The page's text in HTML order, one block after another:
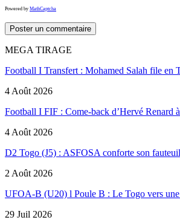
Powered by MathCaptcha
MEGA TIRAGE
Football I Transfert : Mohamed Salah file en
4 Août 2026
Football I FIF : Come-back d’Hervé Renard
4 Août 2026
D2 Togo (J5) : ASFOSA conforte son
2 Août 2026
UFOA-B (U20) l Poule B : Le Togo vers
29 Juil 2026